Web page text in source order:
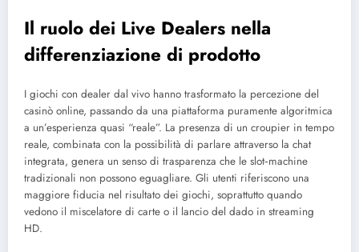
Il ruolo dei Live Dealers nella
differenziazione di prodotto
I giochi con dealer dal vivo hanno trasformato la percezione del
casinò online, passando da una piattaforma puramente algoritmica
a un’esperienza quasi “reale”. La presenza di un croupier in tempo
reale, combinata con la possibilità di parlare attraverso la chat
integrata, genera un senso di trasparenza che le slot‑machine
tradizionali non possono eguagliare. Gli utenti riferiscono una
maggiore fiducia nel risultato dei giochi, soprattutto quando
vedono il miscelatore di carte o il lancio del dado in streaming
HD.